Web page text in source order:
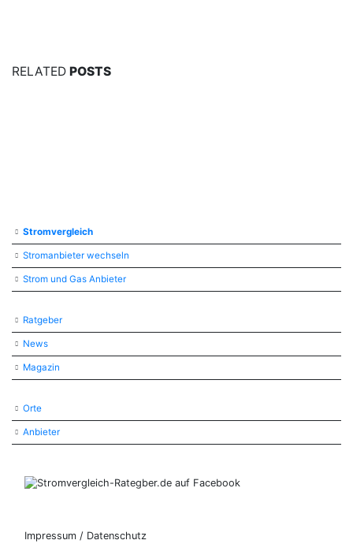
RELATED POSTS
Stromvergleich
Stromanbieter wechseln
Strom und Gas Anbieter
Ratgeber
News
Magazin
Orte
Anbieter
Impressum / Datenschutz